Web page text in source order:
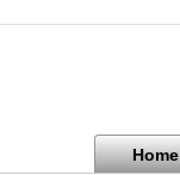
Home